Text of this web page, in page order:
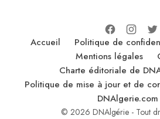
Accueil Politique de
Mentions légales
Charte éditoriale de
Politique de mise à jour et de
DNAlgerie.com
© 2026 DNAlgérie - Tout